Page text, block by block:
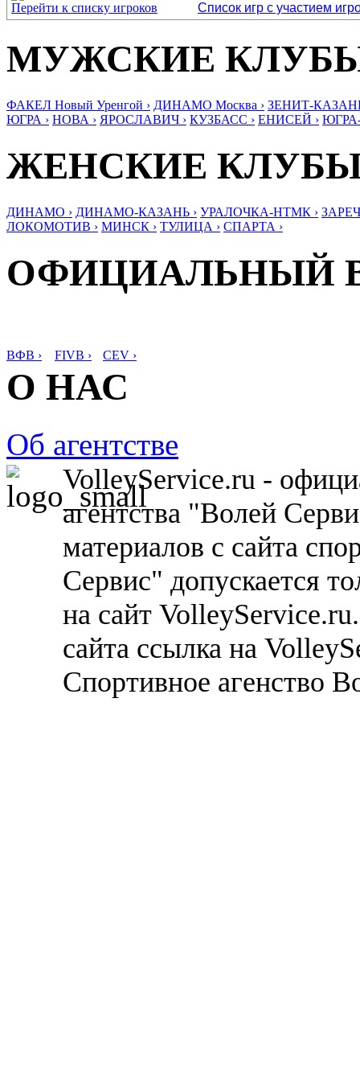
Перейти к списку игроков
Список игр с участием
МУЖСКИЕ
ФАКЕЛ Новый Уренгой › ДИНАМО Москва › ЗЕНИТ-
ЮГРА › НОВА › ЯРОСЛАВИЧ › КУЗБАСС › ЕНИСЕЙ ›
ЖЕНСКИЕ
ДИНАМО › ДИНАМО-КАЗАНЬ › УРАЛОЧКА-НТМК ›
ЛОКОМОТИВ › МИНСК › ТУЛИЦА › СПАРТА ›
ОФИЦИАЛЬНЫЙ
ВФВ › FIVB › CEV ›
О НАС
Об агентстве
VolleyService.ru -
агентства "Волей
материалов с сайта
Сервис" допускается
на сайт
сайта ссылка на
Спортивное агенство